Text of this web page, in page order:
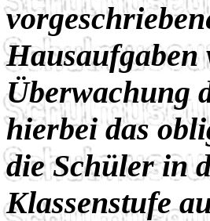
Überwachung
hierbei das
die Schüler in
Klassenstufe